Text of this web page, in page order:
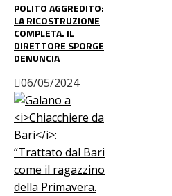
POLITO AGGREDITO:
LA RICOSTRUZIONE
COMPLETA. IL
DIRETTORE SPORGE
DENUNCIA
06/05/2024